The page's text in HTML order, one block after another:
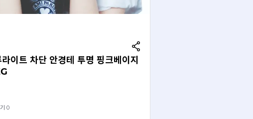
이트 차단 안경테 투명 핑크베이지
0